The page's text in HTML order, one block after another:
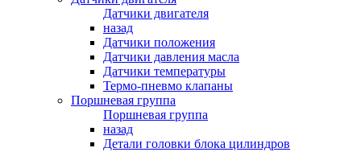
Датчики двигателя
назад
Датчики положения
Датчики давления масла
Датчики температуры
Термо-пневмо клапаны
Поршневая группа
Поршневая группа
назад
Детали головки блока цилиндров